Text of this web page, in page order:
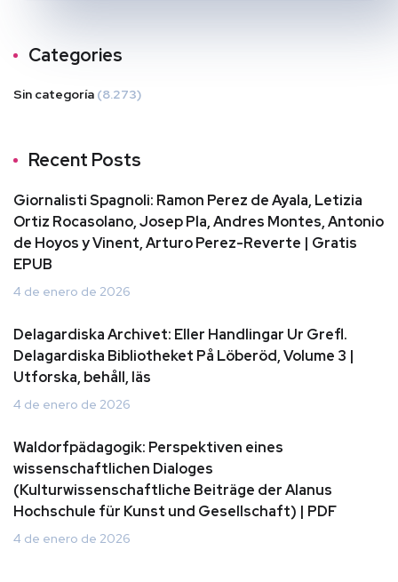
Categories
Sin categoría (8.273)
Recent Posts
Giornalisti Spagnoli: Ramon Perez de Ayala, Letizia
Ortiz Rocasolano, Josep Pla, Andres Montes, Antonio
de Hoyos y Vinent, Arturo Perez-Reverte | Gratis
EPUB
4 de enero de 2026
Delagardiska Archivet: Eller Handlingar Ur Grefl.
Delagardiska Bibliotheket På Löberöd, Volume 3 |
Utforska, behåll, läs
4 de enero de 2026
Waldorfpädagogik: Perspektiven eines
wissenschaftlichen Dialoges
(Kulturwissenschaftliche Beiträge der Alanus
Hochschule für Kunst und Gesellschaft) | PDF
4 de enero de 2026